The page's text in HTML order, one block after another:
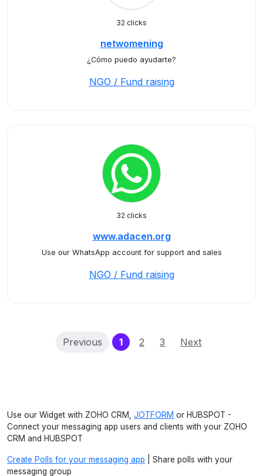
32 clicks
netwomening
¿Cómo puedo ayudarte?
NGO / Fund raising
32 clicks
www.adacen.org
Use our WhatsApp account for support and sales
NGO / Fund raising
Previous 1(current)
2 3 Next
Use our Widget with ZOHO CRM, JOTFORM or HUBSPOT -
Connect your messaging app users and clients with your ZOHO
CRM and HUBSPOT
Create Polls for your messaging app | Share polls with your
messaging group